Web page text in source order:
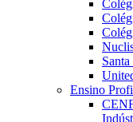
Ensino